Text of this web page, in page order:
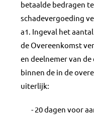
betaalde bedragen
schadevergoeding
a1. Ingeval het
de Overeenkomst
en deelnemer van
binnen de in de
uiterlijk:
- 20 dagen voor